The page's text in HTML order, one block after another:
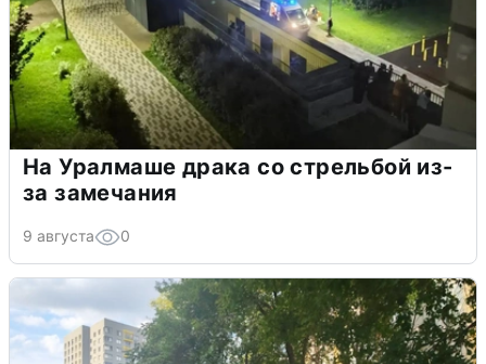
На Уралмаше драка со стрельбой из-
за замечания
9 августа 0